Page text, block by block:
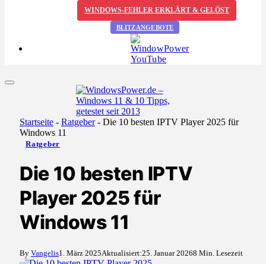
WINDOWS-FEHLER ERKLÄRT & GELÖST
BLITZANGEBOTE
Startseite - Ratgeber- Die 10 besten IPTV Player 2025 für
Windows 11
Ratgeber
Die 10 besten IPTV
Player 2025 für
Windows 11
By Vangelis1. März 2025Aktualisiert:25. Januar 20268 Min. Lesezeit